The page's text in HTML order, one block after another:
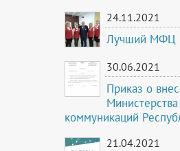
24.11.2021
Лучший МФЦ
30.06.2021
Приказ о
коммуникаций
21.04.2021